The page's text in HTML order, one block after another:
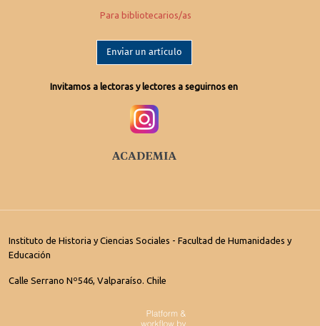
Para bibliotecarios/as
Enviar un artículo
Invitamos a lectoras y lectores a seguirnos en
Instituto de Historia y Ciencias Sociales - Facultad de Humanidades y
Educación
Calle Serrano Nº546, Valparaíso. Chile